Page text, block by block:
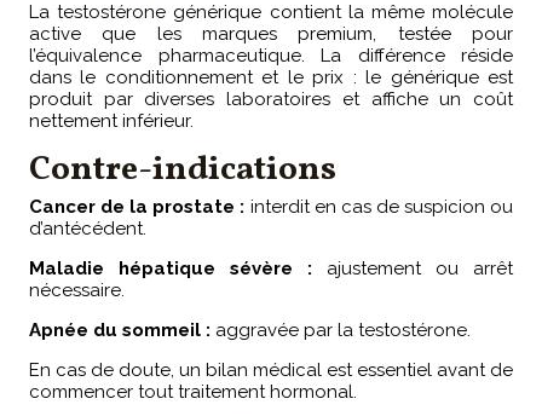
La testostérone générique contient la même molécule
active que les marques premium, testée pour
l’équivalence pharmaceutique. La différence réside
dans le conditionnement et le prix : le générique est
produit par diverses laboratoires et affiche un coût
nettement inférieur.
Contre-indications
Cancer de la prostate : interdit en cas de suspicion ou
d’antécédent.
Maladie hépatique sévère : ajustement ou arrêt
nécessaire.
Apnée du sommeil : aggravée par la testostérone.
En cas de doute, un bilan médical est essentiel avant de
commencer tout traitement hormonal.